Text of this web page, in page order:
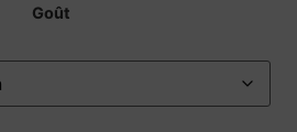
Goût